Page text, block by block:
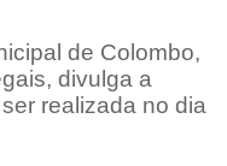
de Colombo,
divulga a
realizada no dia